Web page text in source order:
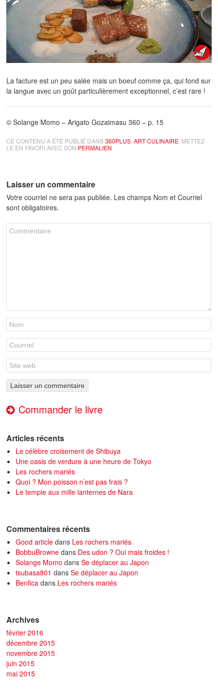
La facture est un peu salée mais un boeuf comme ça, qui fond sur
la langue avec un goût particulièrement exceptionnel, c’est rare !
© Solange Momo – Arigato Gozaimasu 360 – p. 15
CE CONTENU A ÉTÉ PUBLIÉ DANS360PLUS ,ART CULINAIRE . METTEZ-
LE EN FAVORI AVEC SON PERMALIEN
Laisser un commentaire
Votre courriel ne sera pas publiée. Les champs Nom et Courriel
sont obligatoires.
Commander le livre
Articles récents
Le célèbre croisement de Shibuya
Une oasis de verdure à une heure de Tokyo
Les rochers mariés
Quoi ? Mon poisson n’est pas frais ?
Le temple aux mille lanternes de Nara
Commentaires récents
Good articledans Les rochers mariés
BobbuBrownedans Des udon ? Oui mais froides !
Solange Momo dans Se déplacer au Japon
tsubasa801 dans Se déplacer au Japon
Benficadans Les rochers mariés
Archives
février 2016
décembre 2015
novembre 2015
juin 2015
mai 2015